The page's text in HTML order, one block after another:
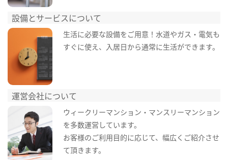
設備とサービスについて
生活に必要な設備をご用意！水道やガス・電気も
すぐに使え、入居日から通常に生活ができます。
運営会社について
ウィークリーマンション・マンスリーマンション
を多数運営しています。
お客様のご利用目的に応じて、幅広くご紹介させ
て頂きます。